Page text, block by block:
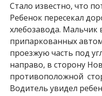
Стало известно, что
Ребенок пересекал
хлебозавода. Мальчик
припаркованных
проезжую часть под
направо, в сторону
противоположной
Водитель увидел